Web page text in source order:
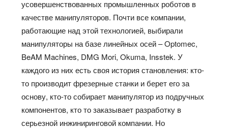
усовершенствованных промышленных роботов в
качестве манипуляторов. Почти все компании,
работающие над этой технологией, выбирали
манипуляторы на базе линейных осей – Optomec,
BeAM Machines, DMG Mori, Okuma, Insstek. У
каждого из них есть своя история становления: кто-
то производит фрезерные станки и берет его за
основу, кто-то собирает манипулятор из подручных
компонентов, кто то заказывает разработку в
серьезной инжиниринговой компании. Но